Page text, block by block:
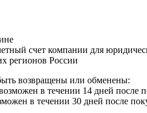
счет компании для
регионов России
возвращены или обменены:
в течении 14 дней после
в течении 30 дней после